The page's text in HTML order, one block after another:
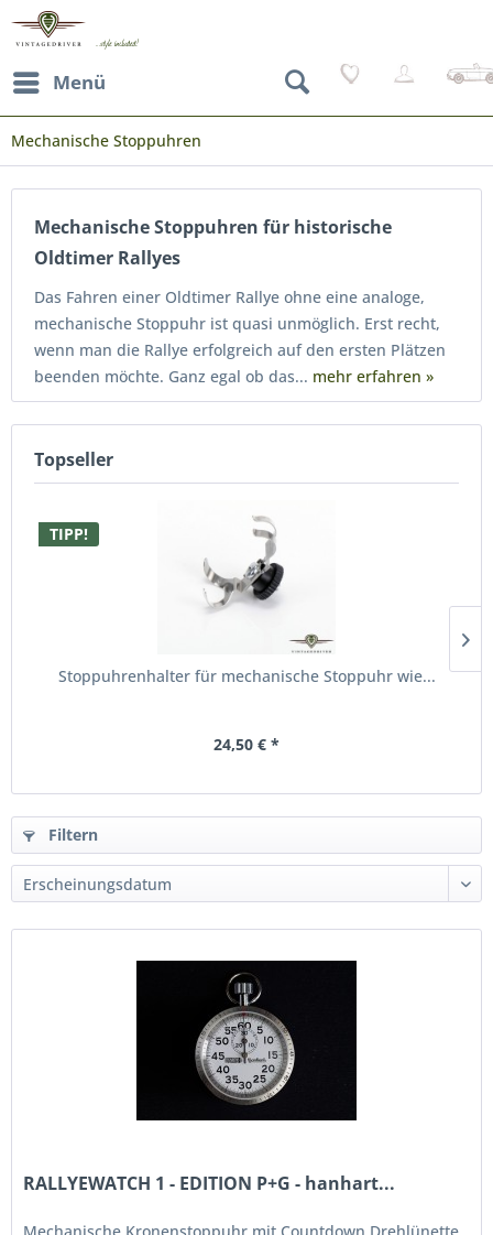
Menü
Mechanische Stoppuhren
Mechanische Stoppuhren für historische
Oldtimer Rallyes
Das Fahren einer Oldtimer Rallye ohne eine analoge,
mechanische Stoppuhr ist quasi unmöglich. Erst recht,
wenn man die Rallye erfolgreich auf den ersten Plätzen
beenden möchte. Ganz egal ob das... mehr erfahren »
Topseller
TIPP!
Stoppuhrenhalter für mechanische Stoppuhr wie...
24,50 € *
Filtern
RALLYEWATCH 1 - EDITION P+G - hanhart...